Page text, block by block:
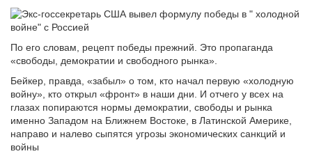
По его словам, рецепт победы прежний. Это пропаганда
«свободы, демократии и свободного рынка».
Бейкер, правда, «забыл» о том, кто начал первую «холодную
войну», кто открыл «фронт» в наши дни. И отчего у всех на
глазах попираются нормы демократии, свободы и рынка
именно Западом на Ближнем Востоке, в Латинской Америке,
направо и налево сыпятся угрозы экономических санкций и
войны